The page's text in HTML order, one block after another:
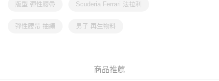
版型 彈性腰帶 Scuderia Ferrari 法拉利
彈性腰帶 抽繩 男子 再生物料
商品推薦